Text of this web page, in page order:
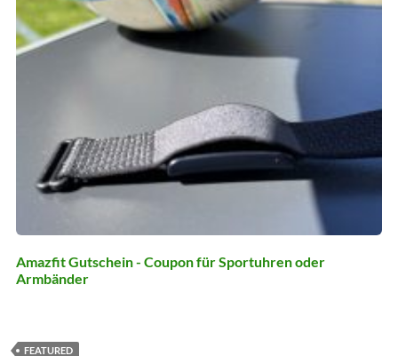
Amazfit Gutschein - Coupon für Sportuhren oder
Armbänder
FEATURED